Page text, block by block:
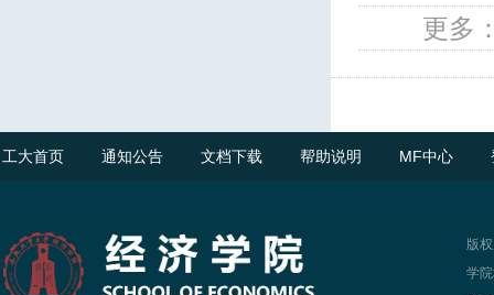
更多
工大首页 通知公告 文档下载 帮助说明 MF中心
版
学